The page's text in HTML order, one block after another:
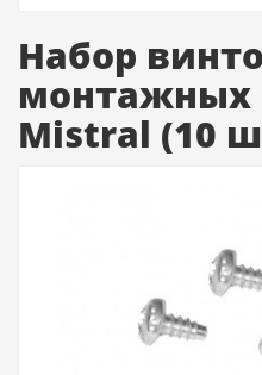
Набор
монтажных
Mistral (10